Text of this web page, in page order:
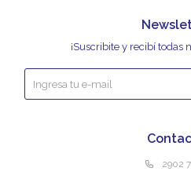
2902
¡Suscribite y recibí todas